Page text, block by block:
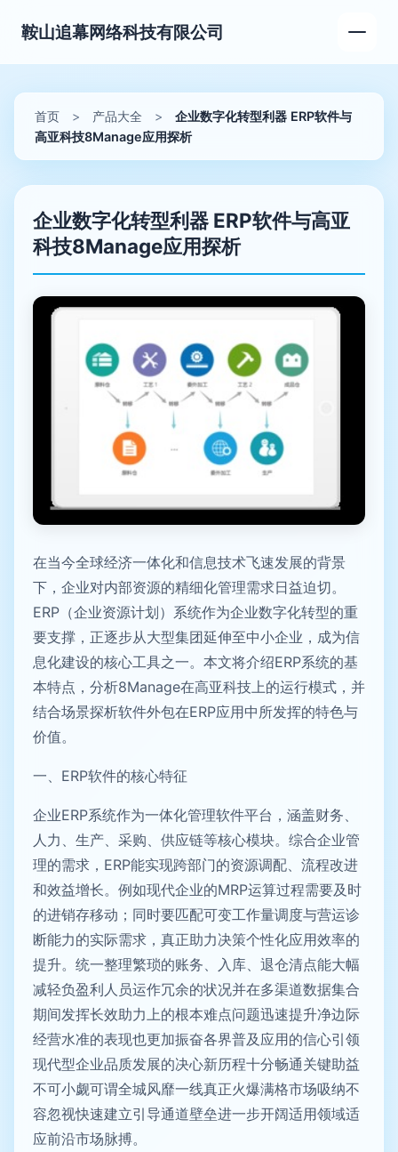
鞍山追幕网络科技有限公司
首页 > 产品大全 >
企业数字化转型利器 ERP软件与
高亚科技8Manage应用探析
企业数字化转型利器 ERP软件与高亚
科技8Manage应用探析
在当今全球经济一体化和信息技术飞速发展的背景
下，企业对内部资源的精细化管理需求日益迫切。
ERP（企业资源计划）系统作为企业数字化转型的重
要支撑，正逐步从大型集团延伸至中小企业，成为信
息化建设的核心工具之一。本文将介绍ERP系统的基
本特点，分析8Manage在高亚科技上的运行模式，并
结合场景探析软件外包在ERP应用中所发挥的特色与
价值。
一、ERP软件的核心特征
企业ERP系统作为一体化管理软件平台，涵盖财务、
人力、生产、采购、供应链等核心模块。综合企业管
理的需求，ERP能实现跨部门的资源调配、流程改进
和效益增长。例如现代企业的MRP运算过程需要及时
的进销存移动；同时要匹配可变工作量调度与营运诊
断能力的实际需求，真正助力决策个性化应用效率的
提升。统一整理繁琐的账务、入库、退仓清点能大幅
减轻负盈利人员运作冗余的状况并在多渠道数据集合
期间发挥长效助力上的根本难点问题迅速提升净边际
经营水准的表现也更加振奋各界普及应用的信心引领
现代型企业品质发展的决心新历程十分畅通关键助益
不可小觑可谓全城风靡一线真正火爆满格市场吸纳不
容忽视快速建立引导通道壁垒进一步开阔适用领域适
应前沿市场脉搏。